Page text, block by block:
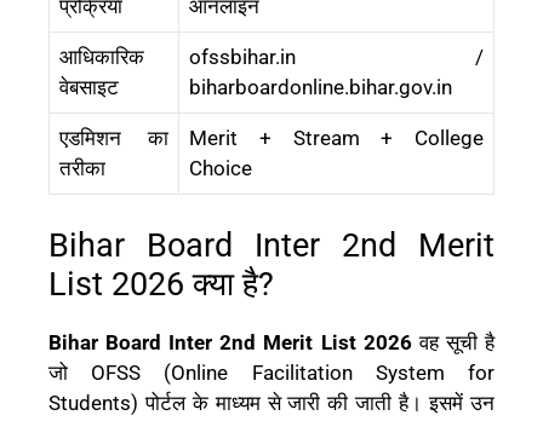
प्रक्रिया ऑनलाइन
आधिकारिक
वेबसाइट
ofssbihar.in /
biharboardonline.bihar.gov.in
एडमिशन का
तरीका
Merit + Stream + College
Choice
Bihar Board Inter 2nd Merit
List 2026 क्या है?
Bihar Board Inter 2nd Merit List 2026वह सूची है
जो OFSS (Online Facilitation System for
Students) पोर्टल के माध्यम से जारी की जाती है। इसमें उन